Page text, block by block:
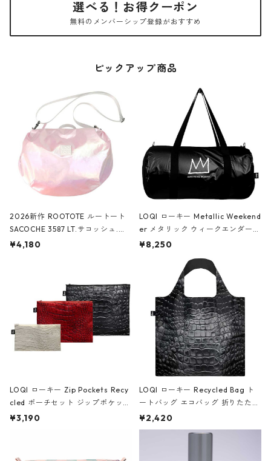
選べる！お得クーポン
無料のメンバーシップ登録がおすすめ
ピックアップ商品
2026新作 ROOTOTE ルートート
SACOCHE 3587 LT.サコッシュ.ル
ミエ-B ショルダーバッグ グロスピ
¥4,180
LOQI ローキー Metallic Weekend
er メタリック ウィークエンダー
ボストンバッグ ショルダーバッグ
Black ジャン=ミッシェル・バスキ
ア/クラウン ブラック
¥8,250
LOQI ローキー Zip Pockets Recy
cled ポーチセット ジップポケット
ファスナーポーチ 撥水加工 トラベ
¥3,190
LOQI ローキー Recycled Bag ト
ートバッグ エコバッグ 折りたたみ
大きめ 撥水加工 収納ポーチ CRO
CODILE/Black クロコダイル/ブラ
¥2,420